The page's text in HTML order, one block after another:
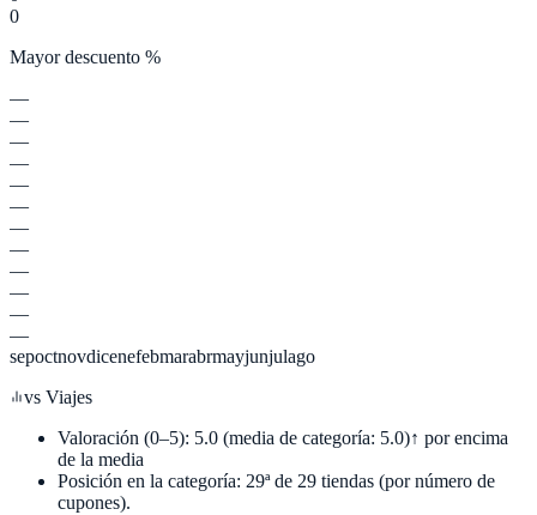
0
Mayor descuento %
—
—
—
—
—
—
—
—
—
—
—
—
sepoctnovdicenefebmarabrmayjunjulago
vs Viajes
Valoración (0–5): 5.0 (media de categoría: 5.0)↑ por encima
de la media
Posición en la categoría: 29ª de 29 tiendas (por número de
cupones).